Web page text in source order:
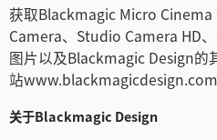
获取Blackmagic Micro
Camera、Studio Camera HD
图片以及Blackmagic Design的
站
关于Blackmagic Design